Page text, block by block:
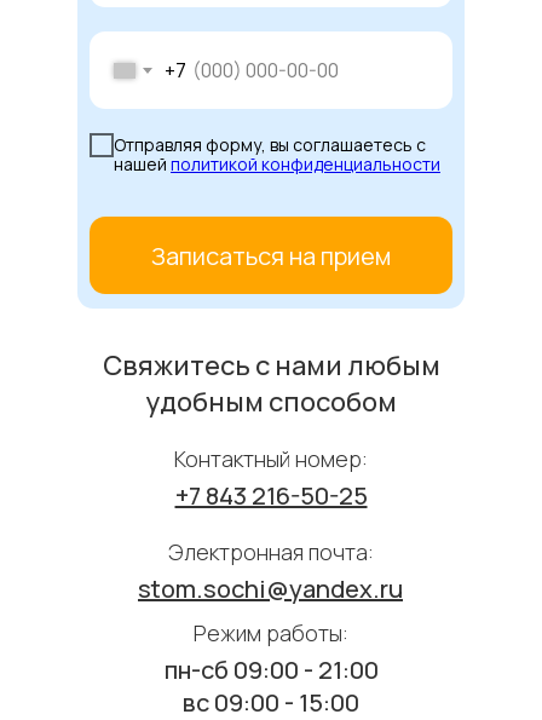
Записаться на прием
+7
Отправляя форму, вы соглашаетесь с
нашей политикой конфиденциальности
пн-cб 09:00 - 21:00
вс 09:00 - 15:00
+7 843 216-50-25
Контактный номер:
Режим работы:
Свяжитесь с нами любым
удобным способом
Электронная почта:
stom.sochi@yandex.ru